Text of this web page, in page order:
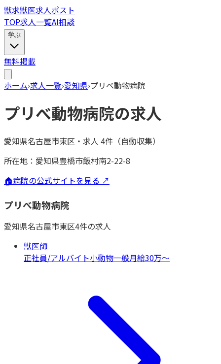
獣求獣医求人ポスト
TOP求人一覧AI相談
学ぶ
無料掲載
ホーム›求人一覧›愛知県›プリべ動物病院
プリべ動物病院の求人
愛知県名古屋市東区 ・ 求人 4件（自動収集）
所在地： 愛知県豊橋市飯村南2-22-8
🏠病院の公式サイトを見る ↗
プリべ動物病院
愛知県名古屋市東区4件の求人
獣医師
正社員/アルバイト小動物一般月給30万〜